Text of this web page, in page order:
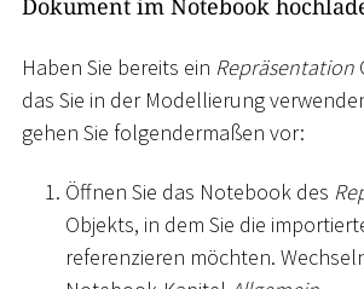
Dokument im Notebook
Haben Sie bereits ein Repräsentation
das Sie in der Modellierung
gehen Sie folgendermaßen vor:
Öffnen Sie das Notebook des
Objekts, in dem Sie die
referenzieren möchten.